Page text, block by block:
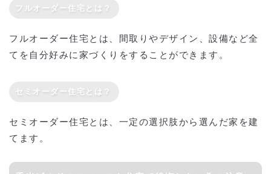
フルオーダー住宅とは？
フルオーダー住宅とは、間取りやデザイン、設備など全
てを自分好みに家づくりをすることができます。
セミオーダー住宅とは？
セミオーダー住宅とは、一定の選択肢から選んだ家を建
てます。